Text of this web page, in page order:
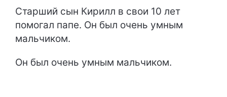
Старший сын Кирилл в свои 10 лет
помогал папе. Он был очень умным
мальчиком.
Он был очень умным мальчиком.